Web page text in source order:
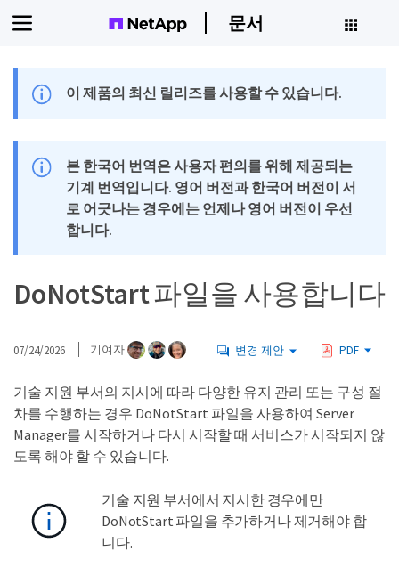
문서
이 제품의 최신 릴리즈를 사용할 수 있습니다.
본 한국어 번역은 사용자 편의를 위해 제공되는
기계 번역입니다. 영어 버전과 한국어 버전이 서
로 어긋나는 경우에는 언제나 영어 버전이 우선
합니다.
DoNotStart 파일을 사용합니다
07/24/2026 기여자 변경 제안 PDF
기술 지원 부서의 지시에 따라 다양한 유지 관리 또는 구성 절
차를 수행하는 경우 DoNotStart 파일을 사용하여 Server
Manager를 시작하거나 다시 시작할 때 서비스가 시작되지 않
도록 해야 할 수 있습니다.
기술 지원 부서에서 지시한 경우에만
DoNotStart 파일을 추가하거나 제거해야 합
니다.